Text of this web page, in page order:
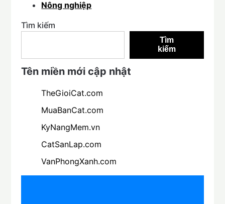
Nông nghiệp
Tìm kiếm
Tìm
kiếm
Tên miền mới cập nhật
TheGioiCat.com
MuaBanCat.com
KyNangMem.vn
CatSanLap.com
VanPhongXanh.com